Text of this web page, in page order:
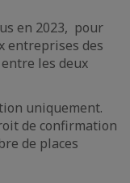
en 2023, pour
entreprises des
les deux
uniquement.
de confirmation
de places